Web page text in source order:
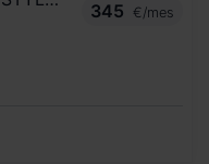
345 €/mes